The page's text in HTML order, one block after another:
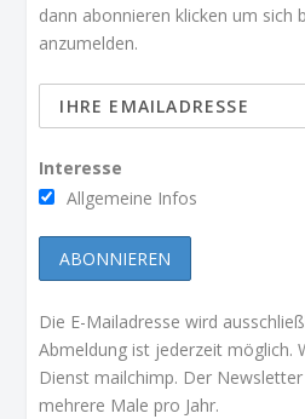
dann abonnieren klicken um sich
anzumelden.
Interesse
Allgemeine Infos
Die E-Mailadresse wird
Abmeldung ist jederzeit möglich.
Dienst mailchimp. Der
mehrere Male pro Jahr.